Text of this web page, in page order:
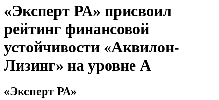
«Эксперт РА» присвоил
рейтинг финансовой
устойчивости «Аквилон-
Лизинг» на уровне А
«Эксперт РА»